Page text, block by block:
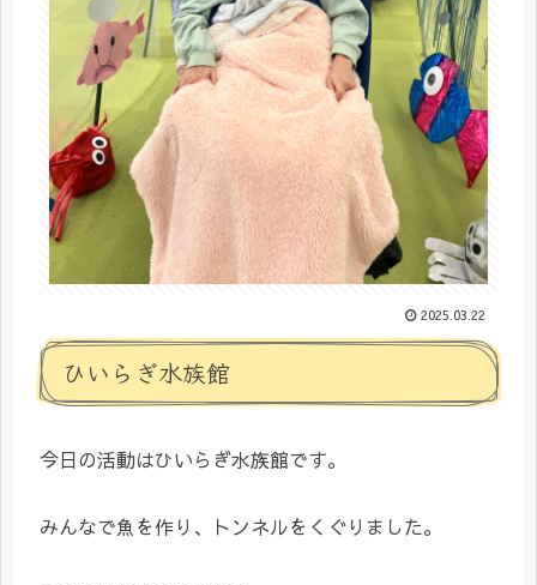
2025.03.22
ひいらぎ水族館
今日の活動はひいらぎ水族館です。
みんなで魚を作り、トンネルをくぐりました。